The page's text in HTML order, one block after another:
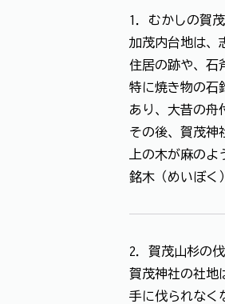
1．むかしの賀
加茂内台地は、
住居の跡や、石
特に焼き物の石
あり、大昔の舟
その後、賀茂神
上の木が麻の
銘木（めいぼく
2．賀茂山杉の
賀茂神社の社地
手に伐られなく